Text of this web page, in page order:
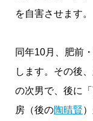
を自害させます。
同年10月、肥前
します。その後
の次男で、後に
房（後の陶晴賢